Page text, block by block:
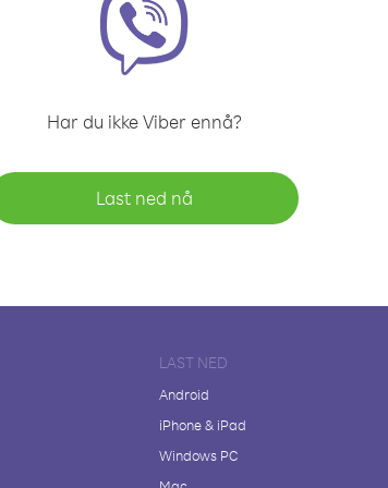
Har du ikke Viber ennå?
Last ned nå
LAST NED
Android
iPhone & iPad
Windows PC